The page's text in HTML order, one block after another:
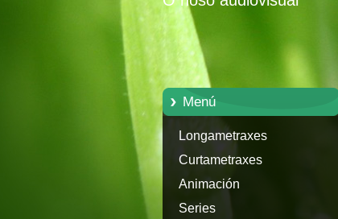
Menú
Longametraxes
Curtametraxes
Animación
Series